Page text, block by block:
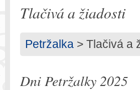
Tlačivá a žiadosti
Petržalka > Tlačivá a
Dni Petržalky 2025